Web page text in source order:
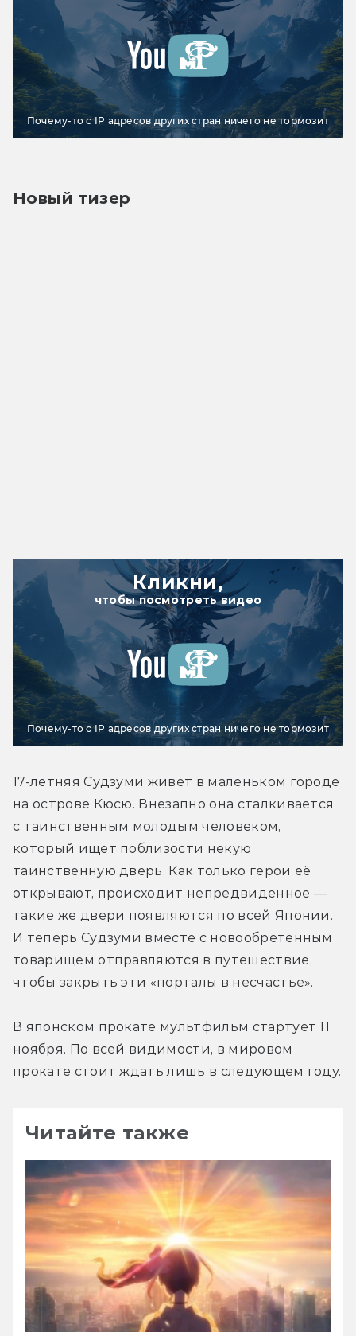
Почему-то с IP адресов других стран ничего не тормозит
Новый тизер
Кликни,
чтобы посмотреть видео
Почему-то с IP адресов других стран ничего не тормозит
17-летняя Судзуми живёт в маленьком городе
на острове Кюсю. Внезапно она сталкивается
с таинственным молодым человеком,
который ищет поблизости некую
таинственную дверь. Как только герои её
открывают, происходит непредвиденное —
такие же двери появляются по всей Японии.
И теперь Судзуми вместе с новообретённым
товарищем отправляются в путешествие,
чтобы закрыть эти «порталы в несчастье».
В японском прокате мультфильм стартует 11
ноября. По всей видимости, в мировом
прокате стоит ждать лишь в следующем году.
Читайте также